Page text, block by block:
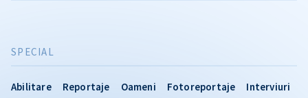
SPECIAL
Abilitare Reportaje Oameni Fotoreportaje
Interviuri